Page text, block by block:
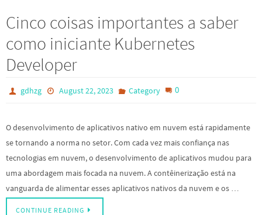
Cinco coisas importantes a saber
como iniciante Kubernetes
Developer
gdhzg August 22, 2023 Category 0
O desenvolvimento de aplicativos nativo em nuvem está rapidamente
se tornando a norma no setor. Com cada vez mais confiança nas
tecnologias em nuvem, o desenvolvimento de aplicativos mudou para
uma abordagem mais focada na nuvem. A contêinerização está na
vanguarda de alimentar esses aplicativos nativos da nuvem e os …
CONTINUE READING